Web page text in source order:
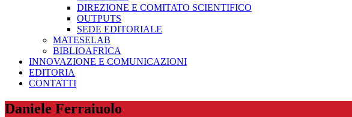
DIREZIONE E COMITATO SCIENTIFICO
OUTPUTS
SEDE EDITORIALE
MATESELAB
BIBLIOAFRICA
INNOVAZIONE E COMUNICAZIONI
EDITORIA
CONTATTI
Daniele Ferraiuolo